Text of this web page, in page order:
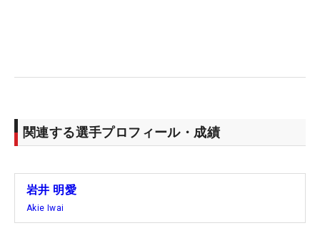
ら、ボールのやや内側をシャフトが指して上がって
いく。「基本はボールを指すか内側。上げ方がとて
じて見えるのが正解。グリップエンドをオヘソに着
けて前傾したまま回ると、こうなります。お手本通
りですね」。
関連する選手プロフィール・成績
岩井 明愛
Akie Iwai